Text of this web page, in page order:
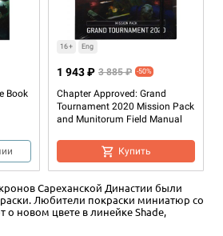
Book
16+ Eng
Chapter Approved: Grand
Tournament 2020 Mission Pack
and Munitorum Field Manual
1 943 ₽ 3 885 ₽ -50%
Купить
Сареханской Династии были
Любители покраски миниатюр со
о новом цвете в линейке Shade,